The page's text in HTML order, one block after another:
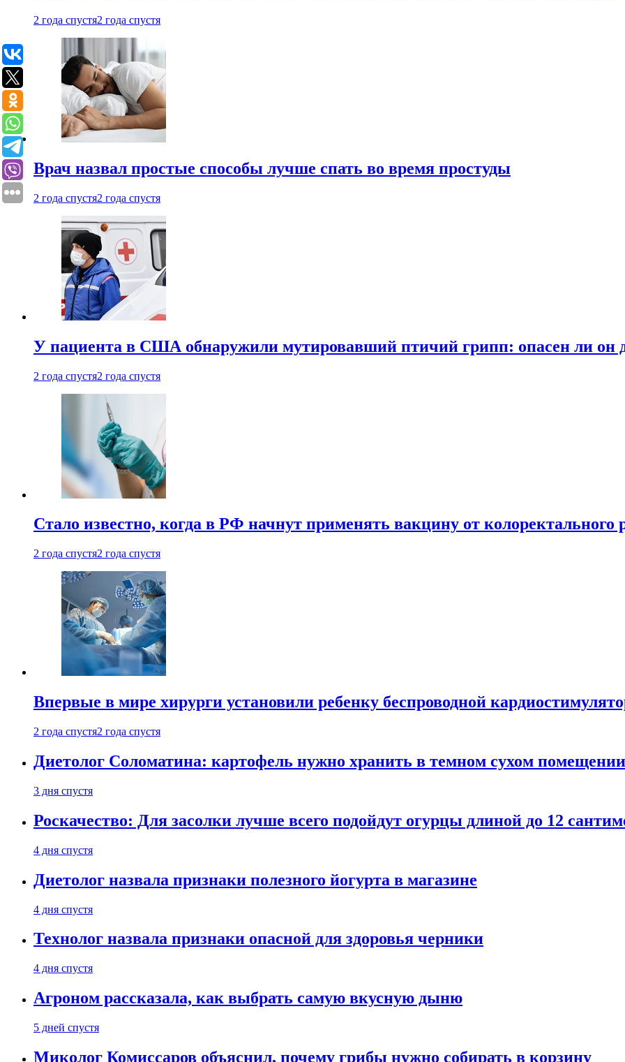
2 года спустя2 года спустя
Врач назвал простые способы лучше спать во время простуды
2 года спустя2 года спустя
У пациента в США обнаружили мутировавший птичий грипп: опасен ли он
2 года спустя2 года спустя
Стало известно, когда в РФ начнут применять вакцину от колоректального
2 года спустя2 года спустя
Впервые в мире хирурги установили ребенку беспроводной
2 года спустя2 года спустя
Диетолог Соломатина: картофель нужно хранить в темном сухом помещении
3 дня спустя
Роскачество: Для засолки лучше всего подойдут огурцы длиной до 12
4 дня спустя
Диетолог назвала признаки полезного йогурта в магазине
4 дня спустя
Технолог назвала признаки опасной для здоровья черники
4 дня спустя
Агроном рассказала, как выбрать самую вкусную дыню
5 дней спустя
Миколог Комиссаров объяснил, почему грибы нужно собирать в корзину